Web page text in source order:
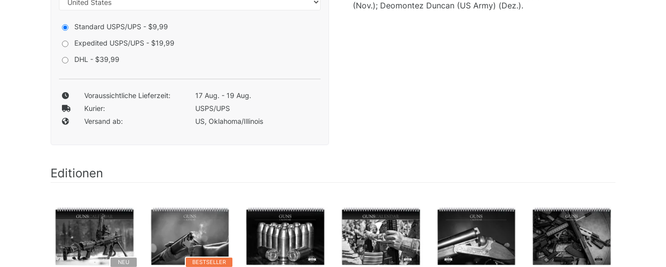
Standard USPS/UPS - $9,99
Expedited USPS/UPS - $19,99
DHL - $39,99
Voraussichtliche Lieferzeit:
17 Aug. - 19 Aug.
Kurier:
USPS/UPS
Versand ab:
US, Oklahoma/Illinois
(Nov.); Deomontez Duncan (US Army) (Dez.).
Editionen
NEU BESTSELLER